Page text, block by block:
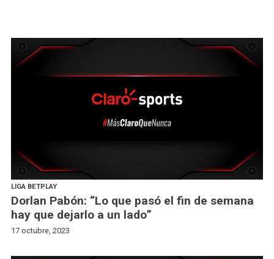
LIGA BETPLAY
Dorlan Pabón: “Lo que pasó el fin de semana
hay que dejarlo a un lado”
17 octubre, 2023